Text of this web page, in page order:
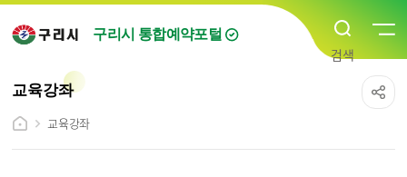
구리시 통합예약포털
교육강좌
교육강좌